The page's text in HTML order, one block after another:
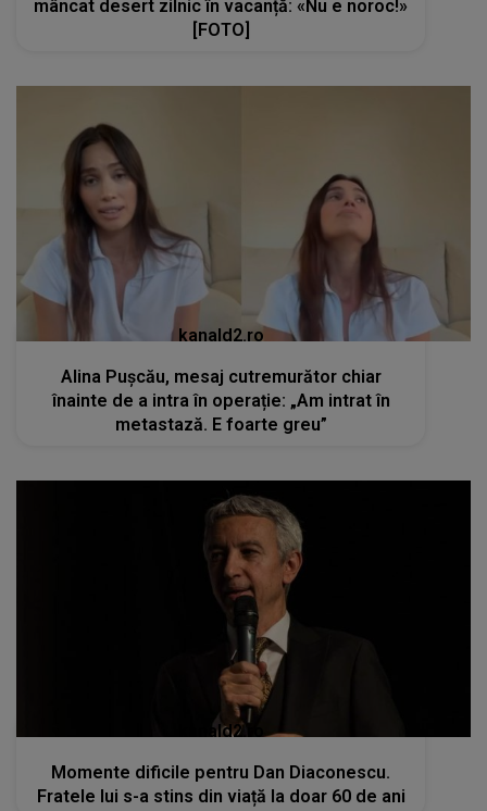
mâncat desert zilnic în vacanță: «Nu e noroc!»
[FOTO]
kanald2.ro
Alina Pușcău, mesaj cutremurător chiar
înainte de a intra în operație: „Am intrat în
metastază. E foarte greu”
kanald2.ro
Momente dificile pentru Dan Diaconescu.
Fratele lui s-a stins din viață la doar 60 de ani